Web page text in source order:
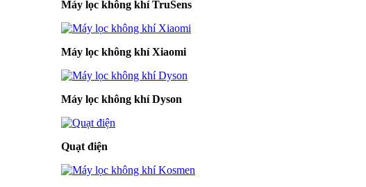
Máy lọc không khí TruSens
Máy lọc không khí Xiaomi
Máy lọc không khí Dyson
Quạt điện